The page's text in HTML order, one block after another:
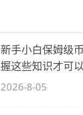
新手小白保姆级
握这些知识才可
2026-8-05